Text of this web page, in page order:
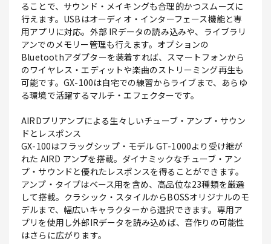
ることで、サウンド・メイキングも合理的かつスムーズに
行えます。USBはオーディオ・インターフェース機能と専
用アプリに対応。外部 IRデータの読み込みや、ライブラリ
アンでのメモリー管理も行えます。オプションの
Bluetoothアダプターを装着すれば、スマートフォンから
のワイヤレス・エディットや楽曲のストリーミング再生も
可能です。GX-100は自宅での練習からライブまで、あらゆ
る環境で活躍するマルチ・エフェクターです。
AIRDプリアンプによる生々しいチューブ・アンプ・サウン
ドとレスポンス
GX-100はフラッグシップ・モデル GT-1000より受け継が
れた AIRD アンプを搭載。ダイナミックなチューブ・アン
プ・サウンドと優れたレスポンスを得ることができます。
アンプ・タイプはベース用を含め、高品位な23種類を厳選
して搭載。クラシック・スタイルからBOSSオリジナルのモ
デルまで、幅広いキャラクターから選択できます。専用ア
プリを使用し外部IRデータを読み込めば、音作りの可能性
はさらに広がります。